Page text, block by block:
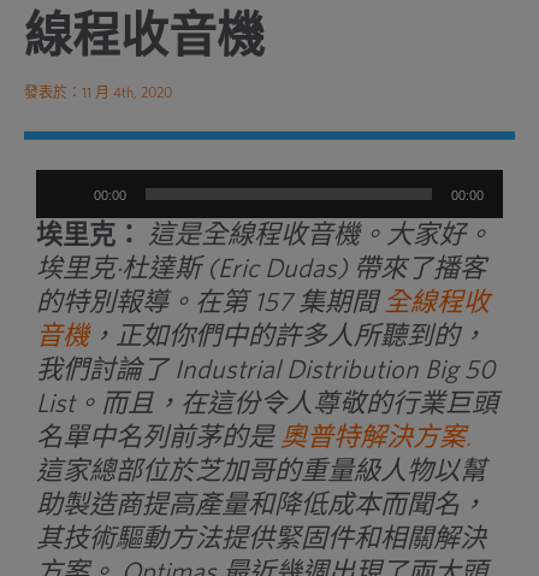
線程收音機
發表於：11 月 4th, 2020
訊
播
放
器
00:00 00:00
埃里克：
這是全線程收音機。大家好。
埃里克·杜達斯 (Eric Dudas) 帶來了播客
的特別報導。在第 157 集期間 全線程收
音機，正如你們中的許多人所聽到的，
我們討論了 Industrial Distribution Big 50
List。而且，在這份令人尊敬的行業巨頭
名單中名列前茅的是 奧普特解決方案.
這家總部位於芝加哥的重量級人物以幫
助製造商提高產量和降低成本而聞名，
其技術驅動方法提供緊固件和相關解決